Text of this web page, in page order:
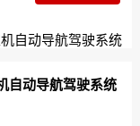
自动导航驾驶系统